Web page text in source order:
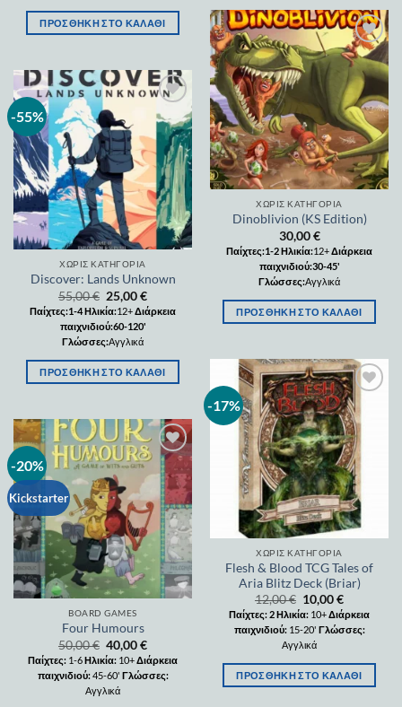
ΠΡΟΣΘΉΚΗ ΣΤΟ ΚΑΛΆΘΙ
Add to
wishlist
ΧΩΡΊΣ ΚΑΤΗΓΟΡΊΑ
Dinoblivion (KS Edition)
30,00€
Παίχτες:1-2Ηλικία:12+Διάρκεια
παιχνιδιού:30-45'
Γλώσσες:Αγγλικά
ΠΡΟΣΘΉΚΗ ΣΤΟ ΚΑΛΆΘΙ
-55%
Add to
wishlist
ΧΩΡΊΣ ΚΑΤΗΓΟΡΊΑ
Discover: Lands Unknown
55,00€ 25,00€
Παίχτες:1-4Ηλικία:12+Διάρκεια
παιχνιδιού:60-120'
Γλώσσες:Αγγλικά
ΠΡΟΣΘΉΚΗ ΣΤΟ ΚΑΛΆΘΙ
-17%
Add to
wishlist
ΧΩΡΊΣ ΚΑΤΗΓΟΡΊΑ
Flesh & Blood TCG Tales of
Aria Blitz Deck (Briar)
12,00€ 10,00€
Παίχτες: 2Ηλικία: 10+Διάρκεια
παιχνιδιού:15-20' Γλώσσες:
Αγγλικά
ΠΡΟΣΘΉΚΗ ΣΤΟ ΚΑΛΆΘΙ
-20%
Kickstarter
Add to
wishlist
BOARD GAMES
Four Humours
50,00€ 40,00€
Παίχτες: 1-6Ηλικία: 10+Διάρκεια
παιχνιδιού:45-60' Γλώσσες:
Αγγλικά